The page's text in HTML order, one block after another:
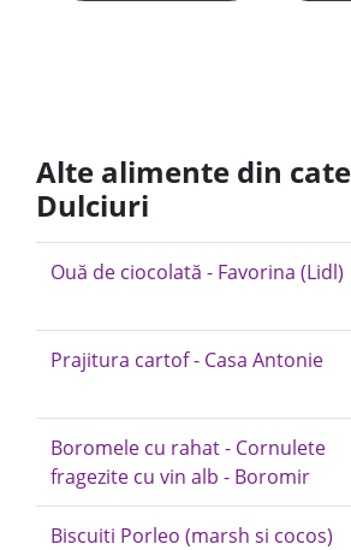
Alte alimente din
Dulciuri
Ouă de ciocolată - Favorina (Lidl)
Prajitura cartof - Casa Antonie
Boromele cu rahat - Cornulete
fragezite cu vin alb - Boromir
Biscuiti Porleo (marsh si cocos)